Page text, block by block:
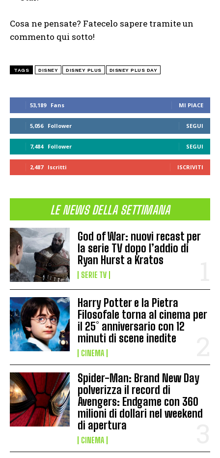
53,189 Fans MI PIACE
5,056 Follower SEGUI
7,484 Follower SEGUI
2,487 Iscritti ISCRIVITI
LE NEWS DELLA SETTIMANA
God of War: nuovi recast per
la serie TV dopo l’addio di
Ryan Hurst a Kratos
SERIE TV
Harry Potter e la Pietra
Filosofale torna al cinema per
il 25° anniversario con 12
minuti di scene inedite
CINEMA
Spider-Man: Brand New Day
polverizza il record di
Avengers: Endgame con 360
milioni di dollari nel weekend
di apertura
CINEMA
Cosa ne pensate? Fatecelo sapere tramite un
commento qui sotto!
TAGS DISNEY DISNEY PLUS DISNEY PLUS DAY